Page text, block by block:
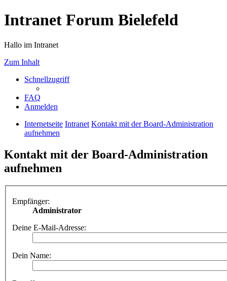
Intranet Forum Bielefeld
Hallo im Intranet
Zum Inhalt
Schnellzugriff
FAQ
Anmelden
Internetseite Intranet Kontakt mit der Board-Administration
aufnehmen
Kontakt mit der Board-Administration
aufnehmen
Empfänger:
Administrator
Deine E-Mail-Adresse:
Dein Name: